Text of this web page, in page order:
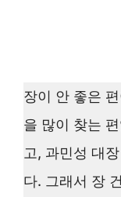
장이 안 좋은
을 많이 찾는
고, 과민성 대
다. 그래서 장